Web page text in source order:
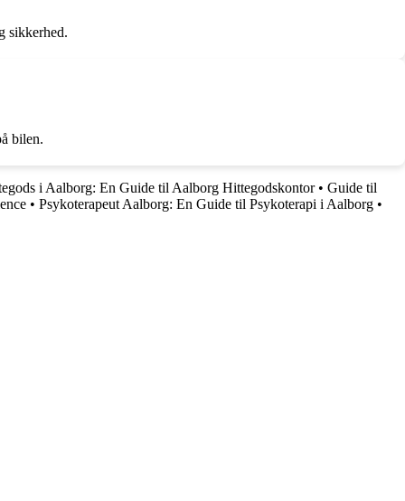
sikkerhed.
bilen.
i Aalborg: En Guide til Aalborg Hittegodskontor• Guide til
• Psykoterapeut Aalborg: En Guide til Psykoterapi i Aalborg •